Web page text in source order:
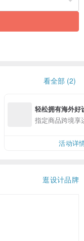
看全部 (2)
轻松拥有海外好
指定商品跨境享
活动详
逛设计品牌